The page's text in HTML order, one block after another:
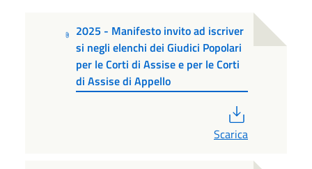
2025 - Manifesto invito ad iscriver
si negli elenchi dei Giudici Popolari
per le Corti di Assise e per le Corti
di Assise di Appello
Scarica